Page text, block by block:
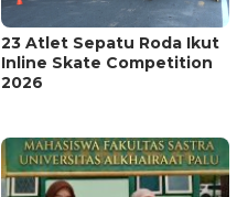
23 Atlet Sepatu Roda Ikut
Inline Skate Competition
2026